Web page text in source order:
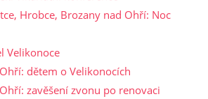
Hrobce, Brozany nad Ohří: Noc
Velikonoce
dětem o Velikonocích
zavěšení zvonu po renovaci